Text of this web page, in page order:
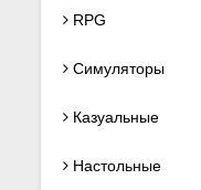
RPG
Симуляторы
Казуальные
Настольные